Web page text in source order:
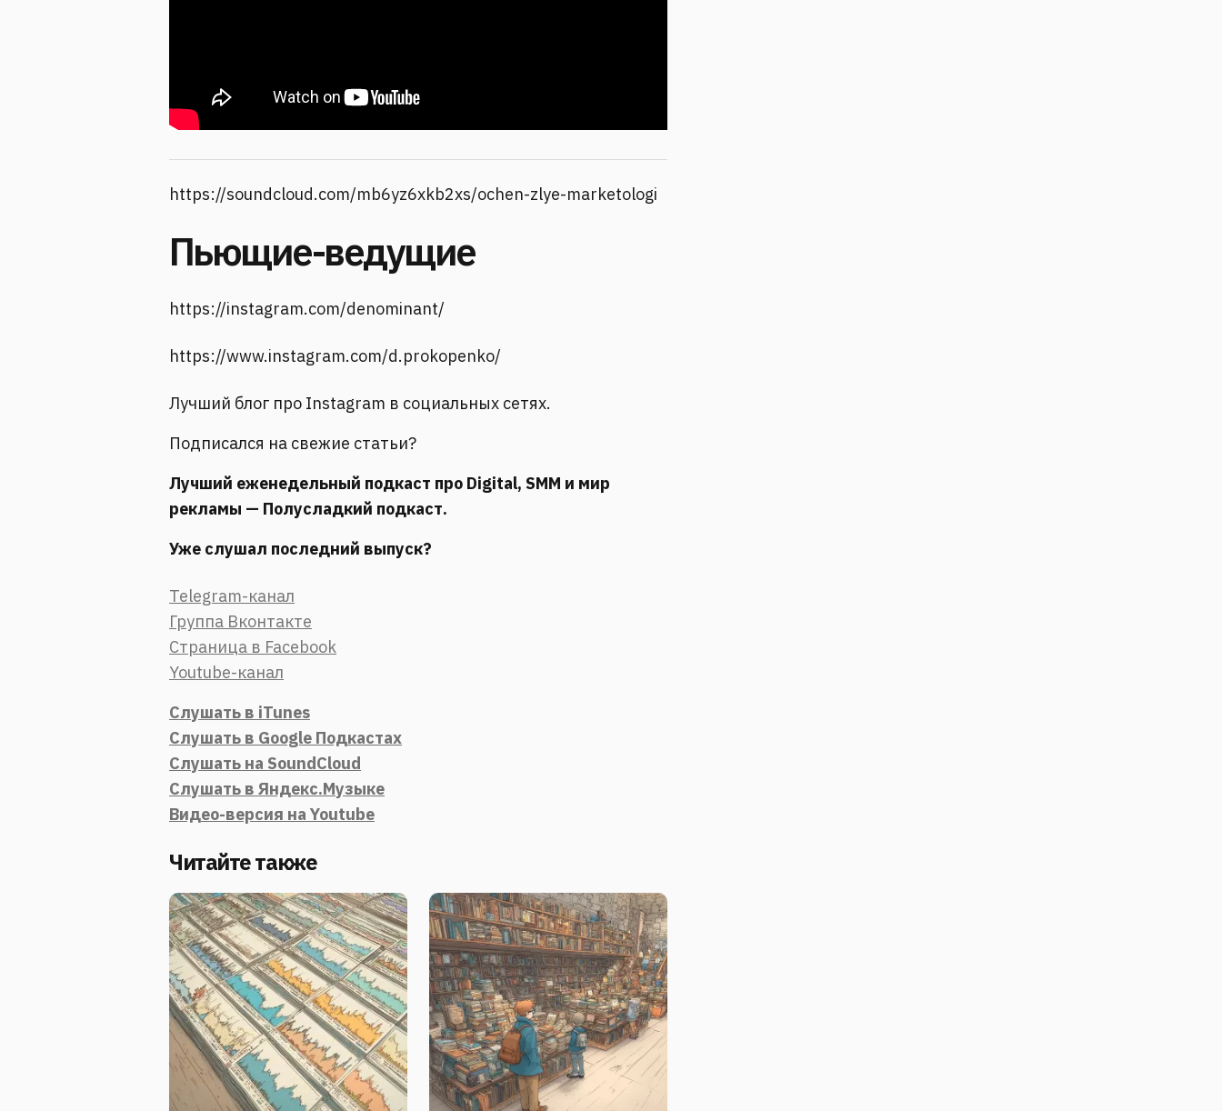
https://soundcloud.com/mb6yz6xkb2xs/ochen-zlye-marketologi
Пьющие-ведущие
https://instagram.com/denominant/
https://www.instagram.com/d.prokopenko/
Лучший блог про Instagram в социальных сетях.
Подписался на свежие статьи?
Лучший еженедельный подкаст про Digital, SMM и мир
рекламы — Полусладкий подкаст.
Уже слушал последний выпуск?
Telegram-канал
Группа Вконтакте
Страница в Facebook
Youtube-канал
Слушать в iTunes
Слушать в Google Подкастах
Слушать на SoundCloud
Слушать в Яндекс.Музыке
Видео-версия на Youtube
Читайте также